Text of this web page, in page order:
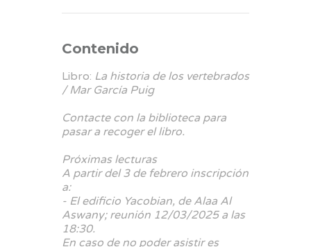
Contenido
Libro: La historia de los vertebrados
/ Mar García Puig
Contacte con la biblioteca para
pasar a recoger el libro.
Próximas lecturas
A partir del 3 de febrero inscripción
a:
- El edificio Yacobian, de Alaa Al
Aswany; reunión 12/03/2025 a las
18:30.
En caso de no poder asistir es